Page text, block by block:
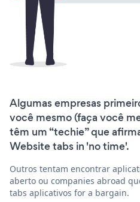
Algumas empresas
você mesmo (faça você
têm um “techie” que
Website tabs in 'no time'.
Outros tentam encontrar
aberto ou companies abroad
tabs aplicativos for a bargain.